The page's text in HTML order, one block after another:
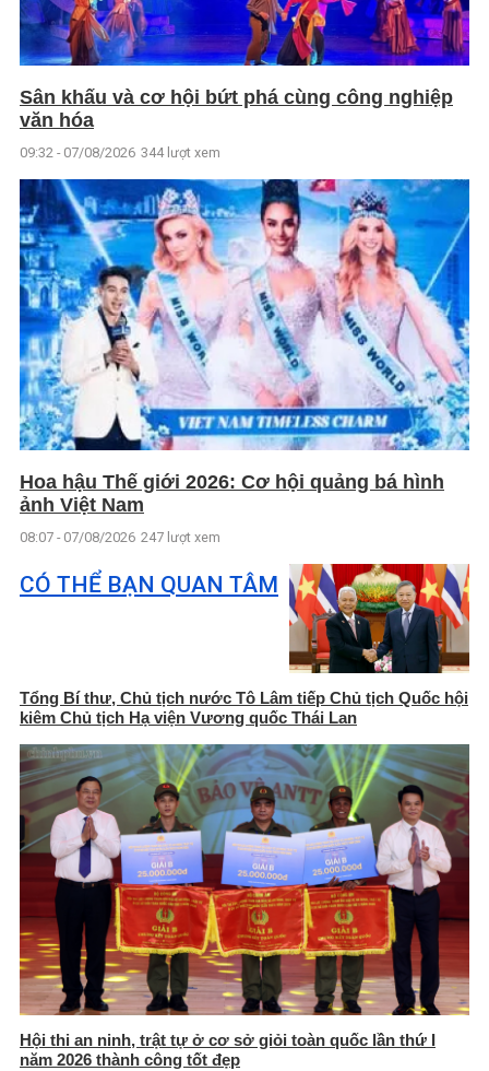
Sân khấu và cơ hội bứt phá cùng công nghiệp
văn hóa
09:32 - 07/08/2026 344 lượt xem
Hoa hậu Thế giới 2026: Cơ hội quảng bá hình
ảnh Việt Nam
08:07 - 07/08/2026 247 lượt xem
CÓ THỂ BẠN QUAN TÂM
Tổng Bí thư, Chủ tịch nước Tô Lâm tiếp Chủ tịch Quốc hội
kiêm Chủ tịch Hạ viện Vương quốc Thái Lan
Hội thi an ninh, trật tự ở cơ sở giỏi toàn quốc lần thứ I
năm 2026 thành công tốt đẹp